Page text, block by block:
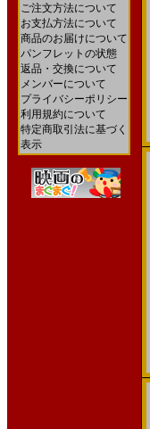
ご注文方法について
お支払方法について
商品のお届けについて
パンフレットの状態
返品・交換について
メンバーについて
プライバシーポリシー
利用規約について
特定商取引法に基づく
表示